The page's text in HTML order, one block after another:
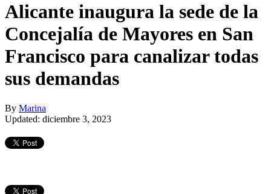
Alicante inaugura la sede de la
Concejalía de Mayores en San
Francisco para canalizar todas
sus demandas
By Marina
Updated: diciembre 3, 2023